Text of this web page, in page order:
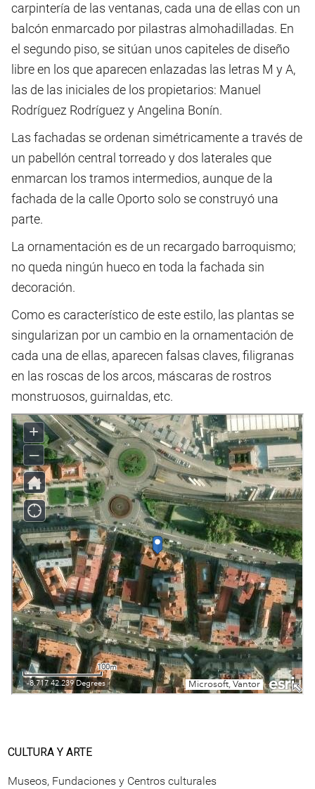
carpintería de las ventanas, cada una de ellas con un
balcón enmarcado por pilastras almohadilladas. En
el segundo piso, se sitúan unos capiteles de diseño
libre en los que aparecen enlazadas las letras M y A,
las de las iniciales de los propietarios: Manuel
Rodríguez Rodríguez y Angelina Bonín.
Las fachadas se ordenan simétricamente a través de
un pabellón central torreado y dos laterales que
enmarcan los tramos intermedios, aunque de la
fachada de la calle Oporto solo se construyó una
parte.
La ornamentación es de un recargado barroquismo;
no queda ningún hueco en toda la fachada sin
decoración.
Como es característico de este estilo, las plantas se
singularizan por un cambio en la ornamentación de
cada una de ellas, aparecen falsas claves, filigranas
en las roscas de los arcos, máscaras de rostros
monstruosos, guirnaldas, etc.
CULTURA Y ARTE
Museos, Fundaciones y Centros culturales